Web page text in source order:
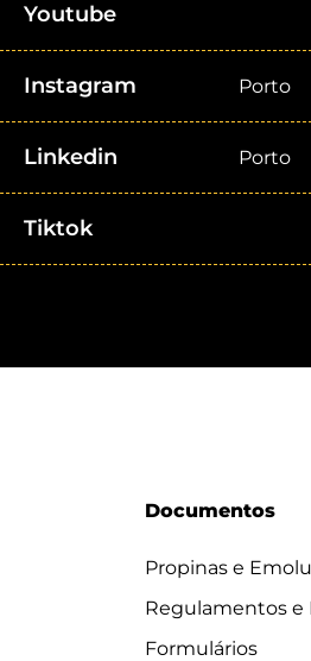
Youtube
Instagram Porto
Linkedin Porto
Tiktok
Documentos
Propinas e
Regulamentos e
Formulários